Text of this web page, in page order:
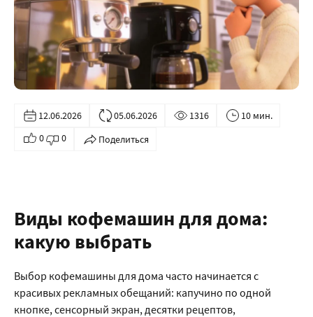
12.06.2026 05.06.2026 1316
10 мин.
0
0 Поделиться
Виды кофемашин для дома:
какую выбрать
Выбор кофемашины для дома часто начинается с
красивых рекламных обещаний: капучино по одной
кнопке, сенсорный экран, десятки рецептов,